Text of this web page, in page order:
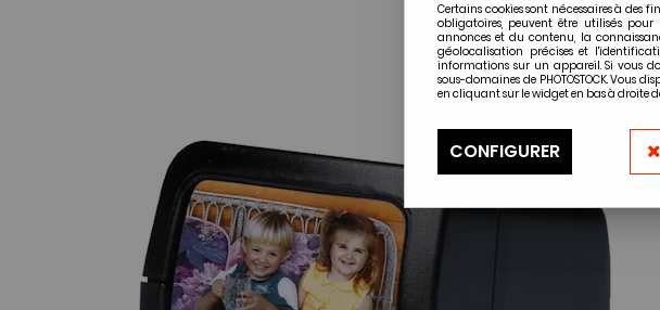
Certains cookies sont nécessaires à des
obligatoires, peuvent être utilisés
annonces et du contenu, la
géolocalisation précises et
informations sur un appareil. Si vous
sous-domaines de PHOTOSTOCK.
en cliquant sur le widget en bas à droite
CONFIGURER